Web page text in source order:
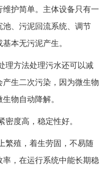
维护简单。主体设备只有一
、污泥回流系统、调节
本无污泥产生。
理方法处理污水还可以减
生二次污染，因为微生物
物自动降解。
密度高，稳定性好。
繁殖，着生劳固，不易随
，在运行系统中能长期稳